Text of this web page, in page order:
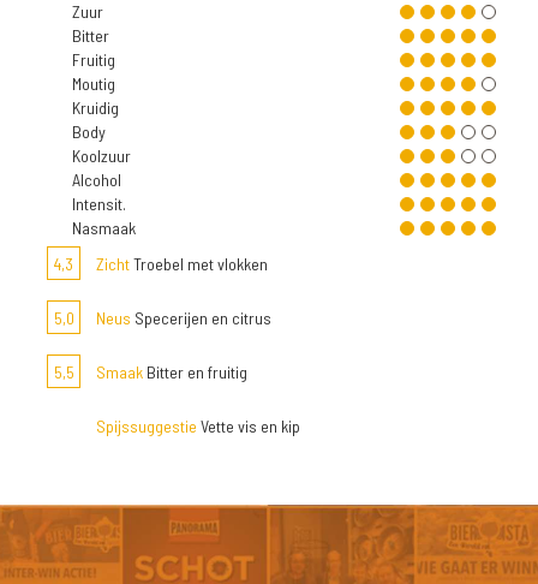
Zuur
Bitter
Fruitig
Moutig
Kruidig
Body
Koolzuur
Alcohol
Intensit.
Nasmaak
4,3
ZichtTroebel met vlokken
5,0 Neus Specerijen en citrus
5,5 Smaak Bitter en fruitig
Spijssuggestie Vette vis en kip